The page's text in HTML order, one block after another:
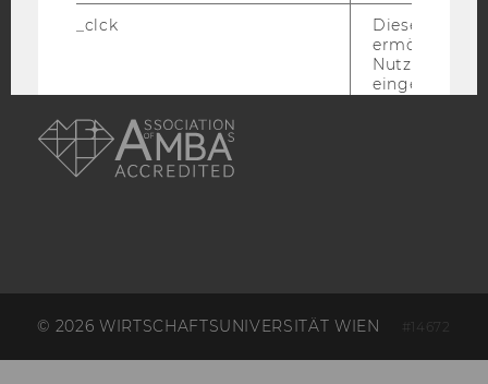
AMBA
© 2026 WIRTSCHAFTSUNIVERSITÄT WIEN #14672
_clck
Dieses Cookie
ermöglicht
Nutzung des
has_logged_in
sich die
der